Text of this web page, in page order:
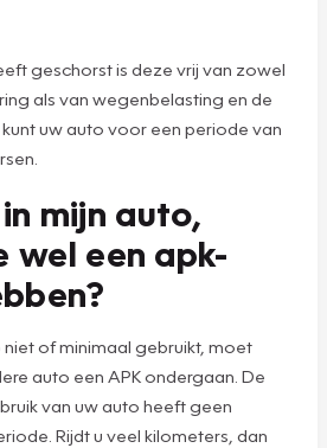
geschorst is deze vrij van zowel
als van wegenbelasting en de
uw auto voor een periode van
mijn auto,
wel een apk-
niet of minimaal gebruikt, moet
auto een APK ondergaan. De
van uw auto heeft geen
Rijdt u veel kilometers, dan